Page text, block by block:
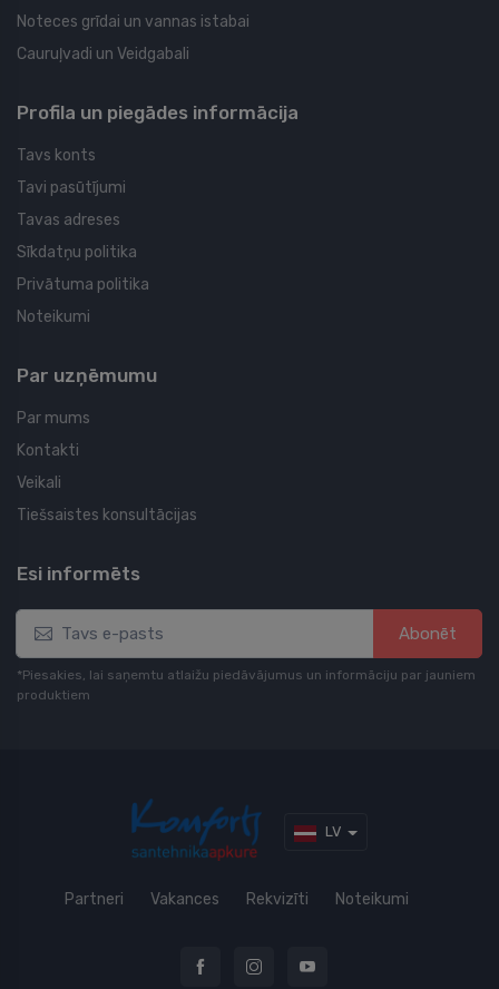
Noteces grīdai un vannas istabai
Cauruļvadi un Veidgabali
Profila un piegādes informācija
Tavs konts
Tavi pasūtījumi
Tavas adreses
Sīkdatņu politika
Privātuma politika
Noteikumi
Par uzņēmumu
Par mums
Kontakti
Veikali
Tiešsaistes konsultācijas
Esi informēts
Abonēt
*Piesakies, lai saņemtu atlaižu piedāvājumus un informāciju par jauniem
produktiem
LV
Partneri Vakances Rekvizīti Noteikumi